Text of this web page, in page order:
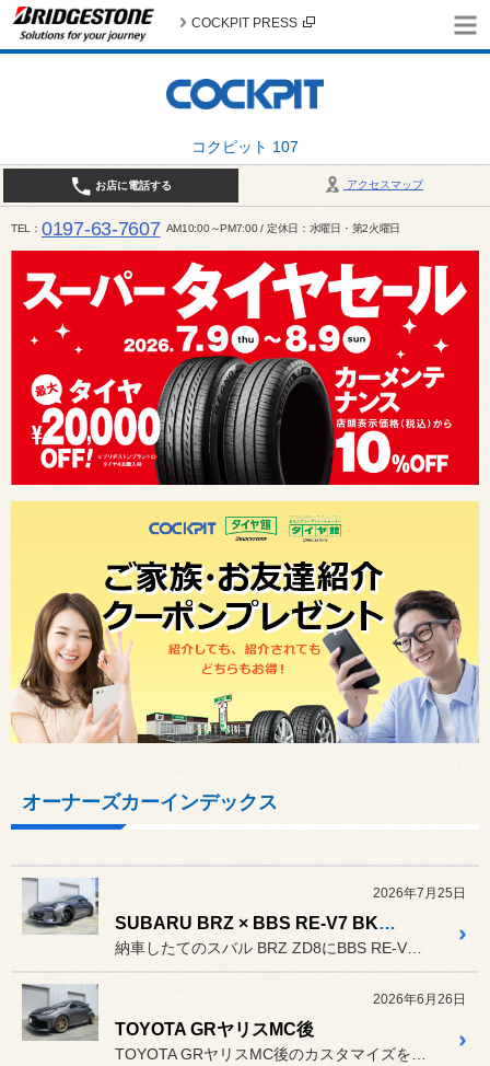
コクピット 107
COCKPIT PRESS
アクセスマップ
お店に電話する
TEL 0197-63-7607 AM10:00～PM7:00 / 定休日：水曜日・第2火曜日
オーナーズカーインデックス
2026年7月25日
SUBARU BRZ × BBS RE-V7 BK装着
2026年6月26日
TOYOTA GRヤリスMC後